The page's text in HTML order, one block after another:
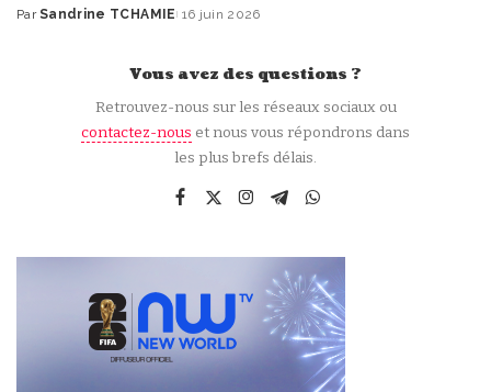
Publié
Par Sandrine TCHAMIE 16 juin 2026
Vous avez des questions ?
Retrouvez-nous sur les réseaux sociaux ou
contactez-nous et nous vous répondrons dans
les plus brefs délais.